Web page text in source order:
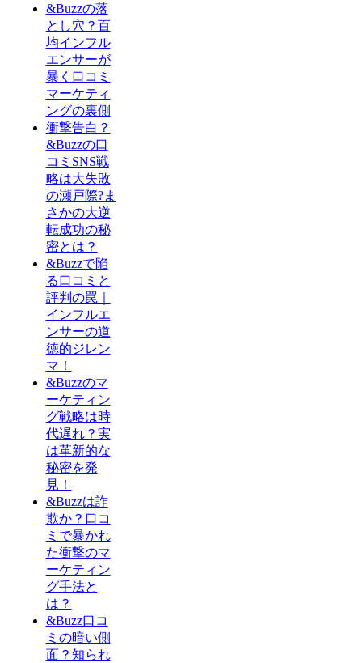
&Buzzの落
とし穴？百
均インフル
エンサーが
暴く口コミ
マーケティ
ングの裏側
衝撃告白？
&Buzzの口
コミSNS戦
略は大失敗
の瀬戸際?ま
さかの大逆
転成功の秘
密とは？
&Buzzで陥
る口コミと
評判の罠｜
インフルエ
ンサーの道
徳的ジレン
マ！
&Buzzのマ
ーケティン
グ戦略は時
代遅れ？実
は革新的な
秘密を発
見！
&Buzzは詐
欺か？口コ
ミで暴かれ
た衝撃のマ
ーケティン
グ手法と
は？
&Buzz口コ
ミの暗い側
面？知られ